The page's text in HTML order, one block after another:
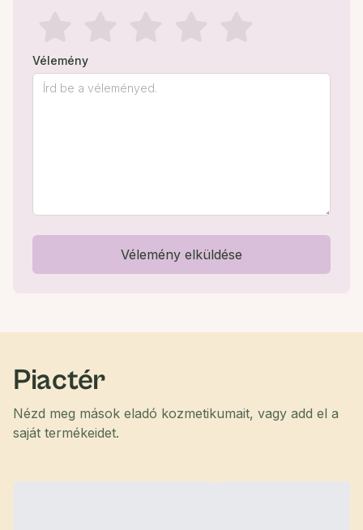
Vélemény
Vélemény elküldése
Piactér
Nézd meg mások eladó kozmetikumait, vagy add el a
saját termékeidet.